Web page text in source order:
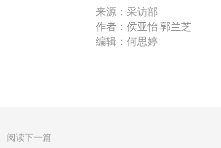
来源：采访部
作者：侯亚怡 郭兰芝
编辑：何思婷
阅读下一篇